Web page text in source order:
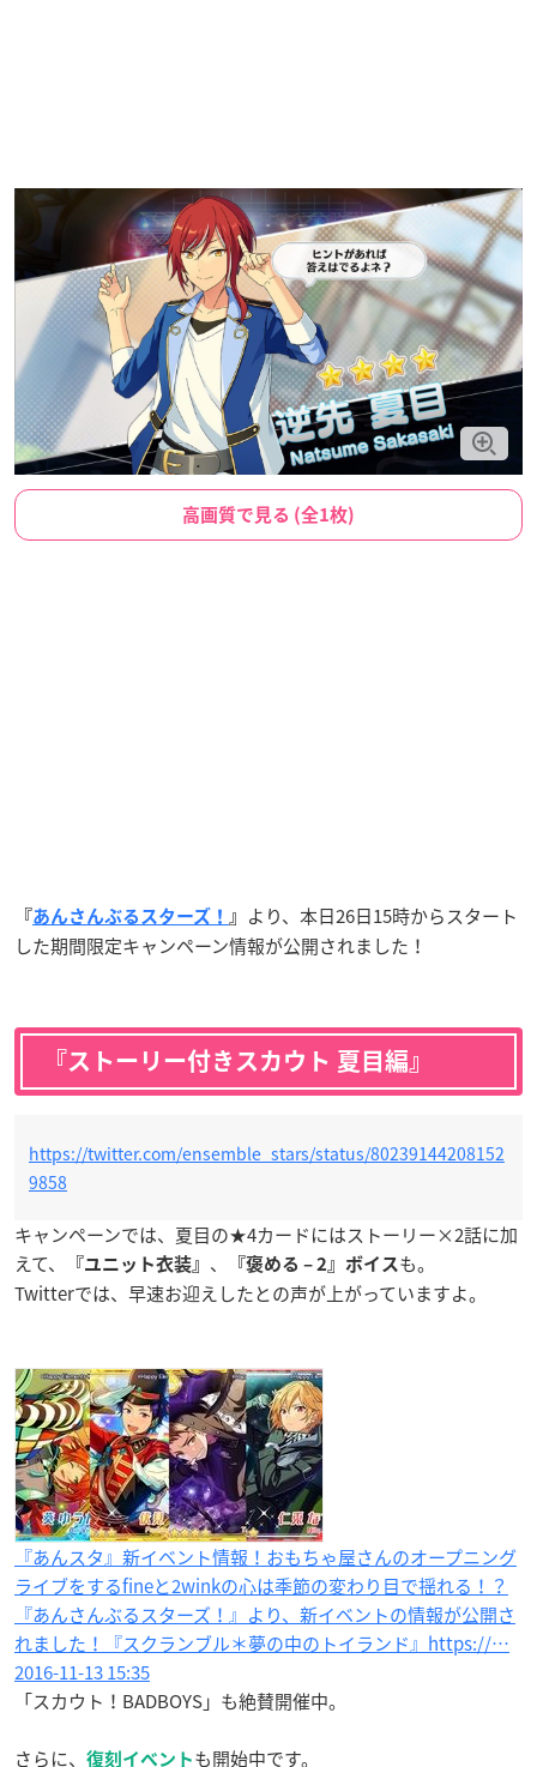
高画質で見る (全1枚)
『あんさんぶるスターズ！ 』
より、本日26日15時からスタート
した期間限定キャンペーン情報が公開されました！
『ストーリー付きスカウト 夏目編』
https://twitter.com/ensemble_stars/status/80239144208152
9858
キャンペーンでは、夏目の★4カードにはストーリー×2話に加
えて、
『ユニット衣装』 、 『褒める – 2』ボイス も。
Twitterでは、早速お迎えしたとの声が上がっていますよ。
『あんスタ』新イベント情報！おもちゃ屋さんのオープニング
ライブをするfineと2winkの心は季節の変わり目で揺れる！？
『あんさんぶるスターズ！』より、新イベントの情報が公開さ
れました！『スクランブル＊夢の中のトイランド』https://…
2016-11-13 15:35
「スカウト！BADBOYS」も絶賛開催中。
さらに、 復刻イベント も開始中です。